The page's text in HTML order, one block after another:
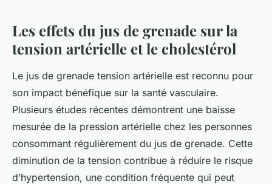
Les effets du jus de grenade sur la
tension artérielle et le cholestérol
Le jus de grenade tension artérielle est reconnu pour
son impact bénéfique sur la santé vasculaire.
Plusieurs études récentes démontrent une baisse
mesurée de la pression artérielle chez les personnes
consommant régulièrement du jus de grenade. Cette
diminution de la tension contribue à réduire le risque
d’hypertension, une condition fréquente qui peut